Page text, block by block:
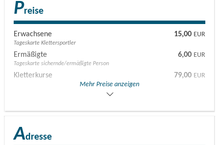
Preise
Erwachsene 15,00 EUR
Tageskarte Klettersportler
Ermäßigte 6,00 EUR
Tageskarte sichernde/ermäßigte Person
Kletterkurse 79,00 EUR
Grundlagenkurs 1+2 (ab 14 Jahre)
Kletterkurse 99,00EUR
Vollständige Preisübersicht auf der Website des Anbieters.
Mehr Preise anzeigen
Adresse